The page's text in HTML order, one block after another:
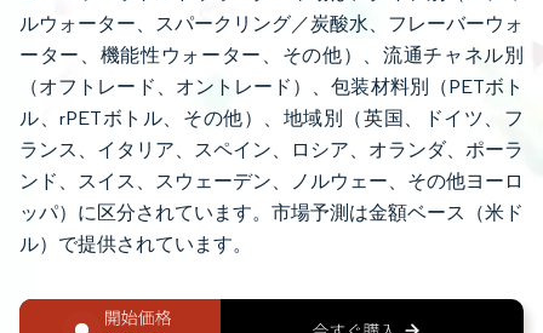
ルウォーター、スパークリング／炭酸水、フレーバーウォ
ーター、機能性ウォーター、その他）、流通チャネル別
（オフトレード、オントレード）、包装材料別（PETボト
ル、rPETボトル、その他）、地域別（英国、ドイツ、フ
ランス、イタリア、スペイン、ロシア、オランダ、ポーラ
ンド、スイス、スウェーデン、ノルウェー、その他ヨーロ
ッパ）に区分されています。市場予測は金額ベース（米ド
ル）で提供されています。